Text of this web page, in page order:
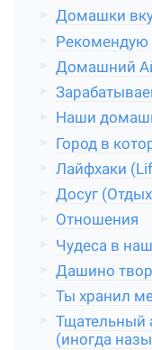
Домашки
Рекомендую
Домашний
Наши
Город в
Лайфхаки
Досуг
Отношения
Чудеса в
Дашино
Ты хранил
Тщательный
(иногда